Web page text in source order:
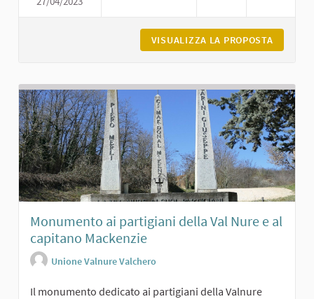
VISUALIZZA LA PROPOSTA
Monumento ai partigiani della Val Nure e al
capitano Mackenzie
Unione Valnure Valchero
Il monumento dedicato ai partigiani della Valnure